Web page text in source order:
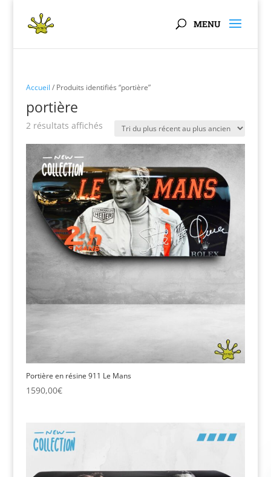
Accueil / Produits identifiés “portière”
portière
2 résultats affichésTrié
plus
récent
au
plus
ancien
Portière en résine 911 Le Mans
1590,00€